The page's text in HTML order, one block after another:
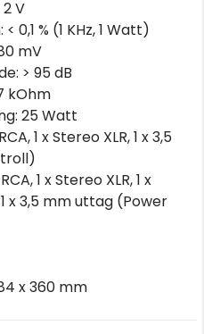
V
0,1 % (1 KHz, 1 Watt)
mV
> 95 dB
kOhm
25 Watt
1 x Stereo XLR, 1 x 3,5
1 x Stereo XLR, 1 x
x 3,5 mm uttag (Power
x 360 mm